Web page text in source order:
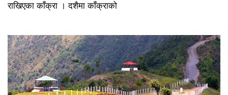
राखिएका काँक्रा । दशैमा काँक्राको